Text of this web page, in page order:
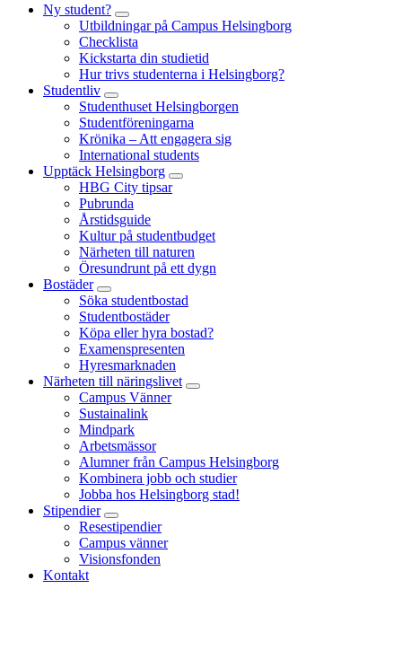
Ny student?
Utbildningar på Campus Helsingborg
Checklista
Kickstarta din studietid
Hur trivs studenterna i Helsingborg?
Studentliv
Studenthuset Helsingborgen
Studentföreningarna
Krönika – Att engagera sig
International students
Upptäck Helsingborg
HBG City tipsar
Pubrunda
Årstidsguide
Kultur på studentbudget
Närheten till naturen
Öresundrunt på ett dygn
Bostäder
Söka studentbostad
Studentbostäder
Köpa eller hyra bostad?
Examenspresenten
Hyresmarknaden
Närheten till näringslivet
Campus Vänner
Sustainalink
Mindpark
Arbetsmässor
Alumner från Campus Helsingborg
Kombinera jobb och studier
Jobba hos Helsingborg stad!
Stipendier
Resestipendier
Campus vänner
Visionsfonden
Kontakt